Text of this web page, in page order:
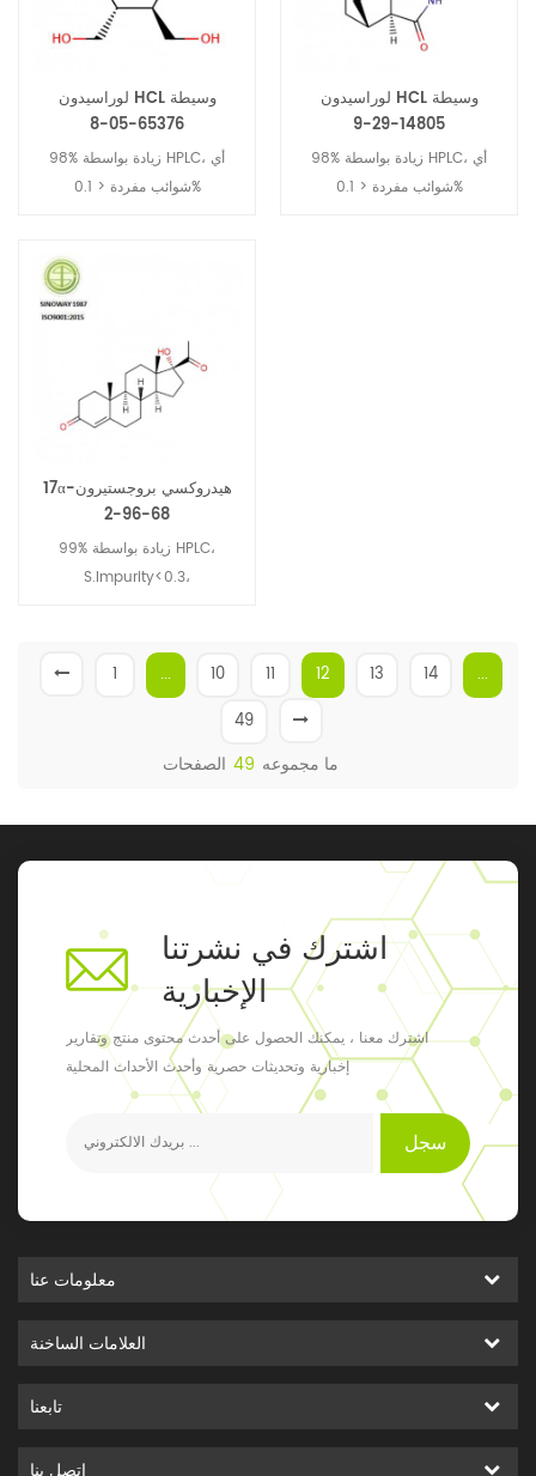
لوراسيدون HCL وسيطة
65376-05-8
98% زيادة بواسطة HPLC، أي
شوائب مفردة < 0.1%
لوراسيدون HCL وسيطة
14805-29-9
98% زيادة بواسطة HPLC، أي
شوائب مفردة < 0.1%
17α-هيدروكسي بروجستيرون
68-96-2
99% زيادة بواسطة HPLC،
S.Impurity<0.3،
1 ... 10 11 12 13 14
...
49
ما مجموعه 49 الصفحات
اشترك في نشرتنا
الإخبارية
اشترك معنا ، يمكنك الحصول على أحدث محتوى منتج وتقارير
إخبارية وتحديثات حصرية وأحدث الأحداث المحلية
سجل
معلومات عنا
العلامات الساخنة
تابعنا
اتصل بنا